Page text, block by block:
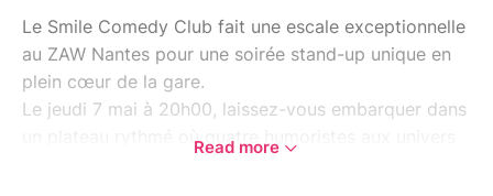
Le Smile Comedy Club fait une escale exceptionnelle
au ZAW Nantes pour une soirée stand-up unique en
plein cœur de la gare.
Le jeudi 7 mai à 20h00, laissez-vous embarquer dans
un plateau rythmé où quatre humoristes aux univers
Read more